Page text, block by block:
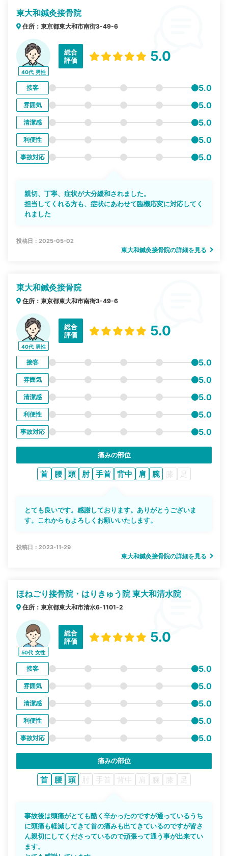
東大和鍼灸接骨院
住所：東京都東大和市南街3-49-6
40代 男性
総合
評価
5.0
接客 5.0
雰囲気 5.0
清潔感 5.0
利便性 5.0
事故対応 5.0
親切、丁寧、症状が大分緩和されました。
担当してくれる方も、症状にあわせて臨機応変に対応してく
れました
投稿日：2025-05-02
東大和鍼灸接骨院の詳細を見る
東大和鍼灸接骨院
住所：東京都東大和市南街3-49-6
40代 男性
総合
評価
5.0
接客 5.0
雰囲気 5.0
清潔感 5.0
利便性 5.0
事故対応 5.0
痛みの部位
首 腰 頭 肘 手首 背中 肩 腕 膝 足
とても良いです。感謝しております。ありがとうございま
す。これからもよろしくお願いいたします。
投稿日：2023-11-29
東大和鍼灸接骨院の詳細を見る
ほねごり接骨院・はりきゅう院 東大和清水院
住所：東京都東大和市清水6-1101-2
50代 女性
総合
評価
5.0
接客 5.0
雰囲気 5.0
清潔感 5.0
利便性 5.0
事故対応 5.0
痛みの部位
首 腰 頭 肘 手首 背中 肩 腕 膝 足
事故後は頭痛がとても酷く辛かったのですが通っているうち
に頭痛も軽減してきて首の痛みも出てきているのですが皆さ
ん親切にしてくださっているので頑張って通う事が出来てい
ます。